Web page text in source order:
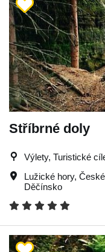
Stříbrné doly
Výlety, Turistické
Lužické hory,
Děčínsko